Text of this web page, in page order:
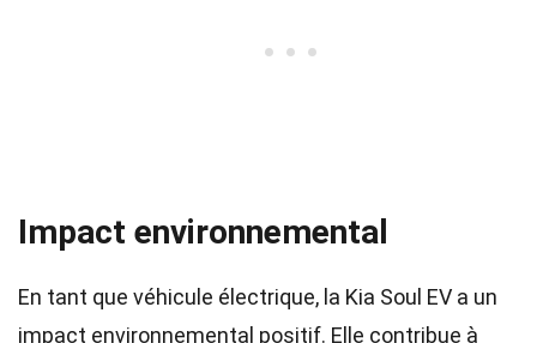
Impact environnemental
En tant que véhicule électrique, la Kia Soul EV a un
impact environnemental positif. Elle contribue à